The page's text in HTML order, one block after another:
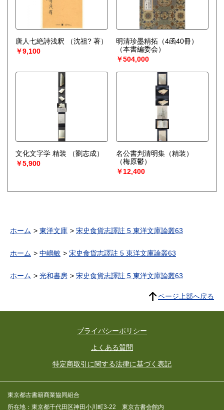
唐人七絶詩浅釈
（沈祖? 著）
￥9,100
明清珍墨精拓（4函40冊）
（本書編委会）
￥504,000
文化文字学 精装
（劉志成）
￥5,900
名公書判清明集（精装）
（梅原鬱）
￥12,400
ホーム 東洋文庫 宋史食貨志譯註 5 東洋文庫論叢63
ホーム 中嶋敏 宋史食貨志譯註 5 東洋文庫論叢63
ホーム 光和書房 宋史食貨志譯註 5 東洋文庫論叢63
ページ上部へ戻る
プライバシーポリシー
よくある質問
特定商取引に関する法律に基づく表記
東京都古書籍商業協同組合
所在地：東京都千代田区神田小川町3-22 東京古書会館内